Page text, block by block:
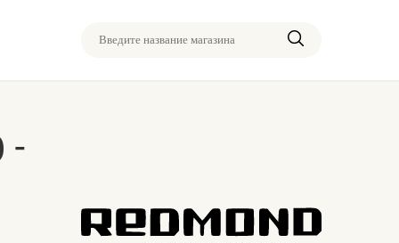
Введите название магазина
-